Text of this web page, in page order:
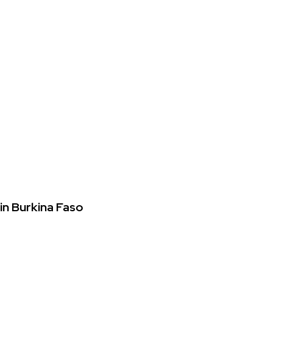
in Burkina Faso